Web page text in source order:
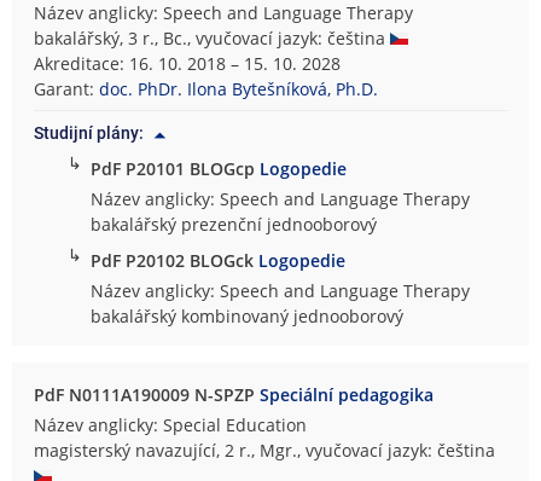
Název anglicky: Speech and Language Therapy
bakalářský, 3 r., Bc., vyučovací jazyk: čeština
Akreditace: 16. 10. 2018 – 15. 10. 2028
Garant:doc. PhDr. Ilona Bytešníková, Ph.D.
Studijní plány:
↳ PdF P20101 BLOGcp Logopedie
Název anglicky: Speech and Language Therapy
bakalářský prezenční jednooborový
↳ PdF P20102 BLOGck Logopedie
Název anglicky: Speech and Language Therapy
bakalářský kombinovaný jednooborový
PdF N0111A190009 N-SPZPSpeciální pedagogika
Název anglicky: Special Education
magisterský navazující, 2 r., Mgr., vyučovací jazyk: čeština